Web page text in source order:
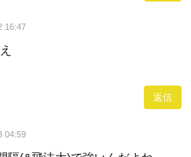
16:47
返信
04:59